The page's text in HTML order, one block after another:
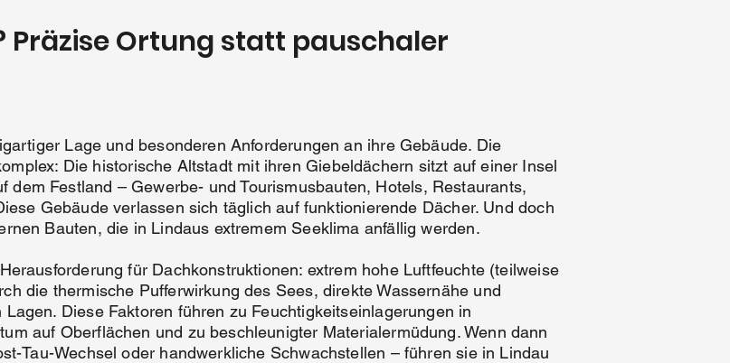
Präzise Ortung statt pauschaler
Lage und besonderen Anforderungen an ihre Gebäude. Die
Die historische Altstadt mit ihren Giebeldächern sitzt auf einer Insel
dem Festland – Gewerbe- und Tourismusbauten, Hotels, Restaurants,
Gebäude verlassen sich täglich auf funktionierende Dächer. Und doch
Bauten, die in Lindaus extremem Seeklima anfällig werden.
für Dachkonstruktionen: extrem hohe Luftfeuchte (teilweise
die thermische Pufferwirkung des Sees, direkte Wassernähe und
Diese Faktoren führen zu Feuchtigkeitseinlagerungen in
auf Oberflächen und zu beschleunigter Materialermüdung. Wenn dann
Tau-Wechsel oder handwerkliche Schwachstellen – führen sie in Lindau